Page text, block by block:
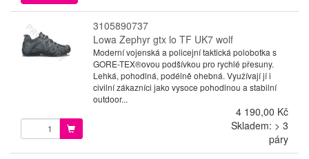
3105890737
Lowa Zephyr gtx lo TF UK7 wolf
Moderní vojenská a policejní taktická polobotka s
GORE-TEX®ovou podšívkou pro rychlé přesuny.
Lehká, pohodlná, podélně ohebná. Využívají jí i
civilní zákazníci jako vysoce pohodlnou a stabilní
outdoor...
4 190,00 Kč
Skladem: > 3
páry